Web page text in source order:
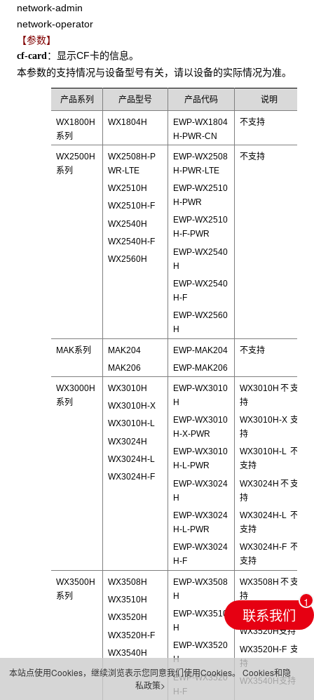
network-admin
network-operator
【参数】
cf-card：显示CF卡的信息。
本参数的支持情况与设备型号有关，请以设备的实际情况为准。
产品系列 产品型号 产品代码 说明
WX1800H
系列
WX1804H
EWP-WX1804
H-PWR-CN
不支持
WX2500H
系列
WX2508H-P
WR-LTE
WX2510H
WX2510H-F
WX2540H
WX2540H-F
WX2560H
EWP-WX2508
H-PWR-LTE
EWP-WX2510
H-PWR
EWP-WX2510
H-F-PWR
EWP-WX2540
H
EWP-WX2540
H-F
EWP-WX2560
H
不支持
MAK系列
MAK204
MAK206
EWP-MAK204
EWP-MAK206
不支持
WX3000H
系列
WX3010H
WX3010H-X
WX3010H-L
WX3024H
WX3024H-L
WX3024H-F
EWP-WX3010
H
EWP-WX3010
H-X-PWR
EWP-WX3010
H-L-PWR
EWP-WX3024
H
EWP-WX3024
H-L-PWR
EWP-WX3024
H-F
WX3010H不支
持
WX3010H-X支
持
WX3010H-L不
支持
WX3024H不支
持
WX3024H-L不
支持
WX3024H-F不
支持
WX3500H
系列
WX3508H
WX3510H
WX3520H
WX3520H-F
WX3540H
EWP-WX3508
H
EWP-WX3510
H
EWP-WX3520
H
EWP-WX3520
H-F
WX3508H不支
持
WX3510H支持
WX3520H支持
WX3520H-F支
持
WX3540H支持
联系我们
本站点使用Cookies，继续浏览表示您同意我们使用Cookies。 Cookies和隐
私政策>